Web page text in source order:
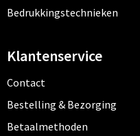
Bedrukkingstechnieken
Klantenservice
Contact
Bestelling & Bezorging
Betaalmethoden